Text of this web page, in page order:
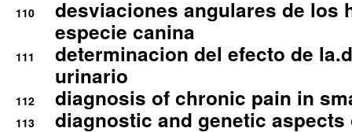
110
desviaciones angulares de los
especie canina
111
determinacion del efecto de
urinario
112 diagnosis of chronic pain in
113
diagnostic and genetic